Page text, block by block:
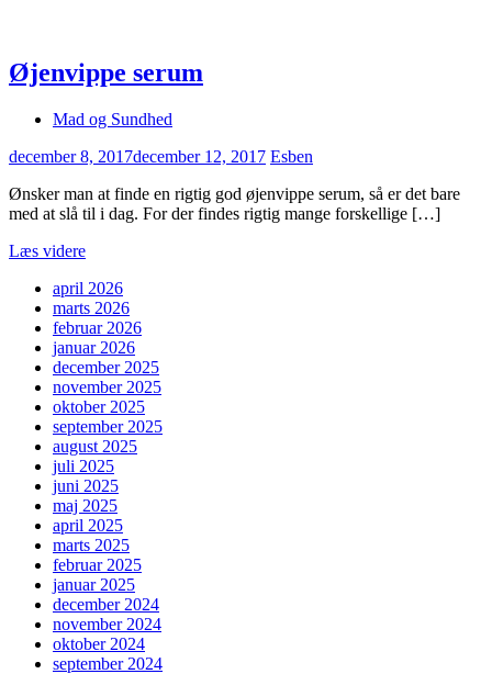
Øjenvippe serum
Mad og Sundhed
december 8, 2017december 12, 2017 Esben
Ønsker man at finde en rigtig god øjenvippe serum, så er det bare
med at slå til i dag. For der findes rigtig mange forskellige […]
Læs videre
april 2026
marts 2026
februar 2026
januar 2026
december 2025
november 2025
oktober 2025
september 2025
august 2025
juli 2025
juni 2025
maj 2025
april 2025
marts 2025
februar 2025
januar 2025
december 2024
november 2024
oktober 2024
september 2024